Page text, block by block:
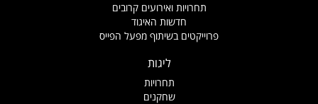
תחרויות ואירועים קרובים
חדשות האיגוד
פרוייקטים בשיתוף מפעל הפייס
ליגות
תחרויות
שחקנים